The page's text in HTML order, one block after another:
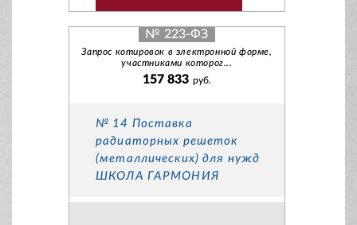
№ 223-ФЗ
Запрос котировок в электронной форме,
участниками которог...
157 833 руб.
№ 14 Поставка
радиаторных решеток
(металлических) для нужд
ШКОЛА ГАРМОНИЯ